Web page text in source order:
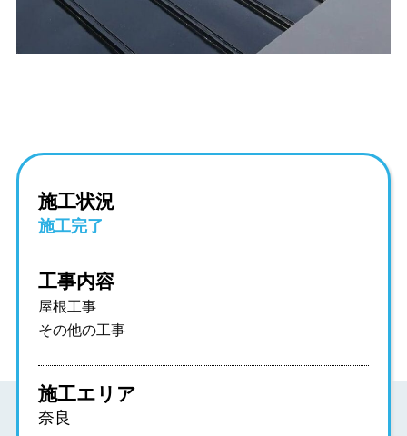
施工状況
施工完了
工事内容
屋根工事
その他の工事
施工エリア
奈良